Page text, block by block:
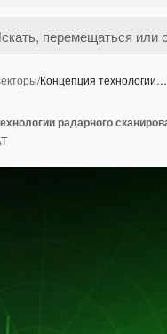
/Концепция технологии…